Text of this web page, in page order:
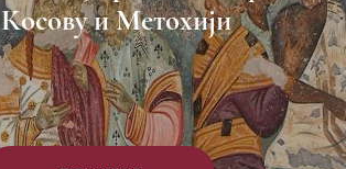
Манастири
Епархија
Парохије